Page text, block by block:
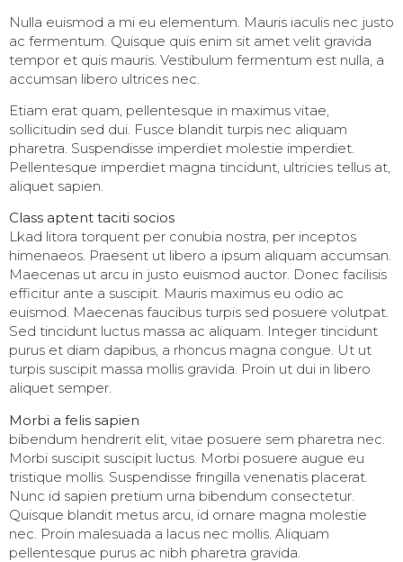
Nulla euismod a mi eu elementum. Mauris iaculis nec justo
ac fermentum. Quisque quis enim sit amet velit gravida
tempor et quis mauris. Vestibulum fermentum est nulla, a
accumsan libero ultrices nec.
Etiam erat quam, pellentesque in maximus vitae,
sollicitudin sed dui. Fusce blandit turpis nec aliquam
pharetra. Suspendisse imperdiet molestie imperdiet.
Pellentesque imperdiet magna tincidunt, ultricies tellus at,
aliquet sapien.
Class aptent taciti socios
Lkad litora torquent per conubia nostra, per inceptos
himenaeos. Praesent ut libero a ipsum aliquam accumsan.
Maecenas ut arcu in justo euismod auctor. Donec facilisis
efficitur ante a suscipit. Mauris maximus eu odio ac
euismod. Maecenas faucibus turpis sed posuere volutpat.
Sed tincidunt luctus massa ac aliquam. Integer tincidunt
purus et diam dapibus, a rhoncus magna congue. Ut ut
turpis suscipit massa mollis gravida. Proin ut dui in libero
aliquet semper.
Morbi a felis sapien
bibendum hendrerit elit, vitae posuere sem pharetra nec.
Morbi suscipit suscipit luctus. Morbi posuere augue eu
tristique mollis. Suspendisse fringilla venenatis placerat.
Nunc id sapien pretium urna bibendum consectetur.
Quisque blandit metus arcu, id ornare magna molestie
nec. Proin malesuada a lacus nec mollis. Aliquam
pellentesque purus ac nibh pharetra gravida.